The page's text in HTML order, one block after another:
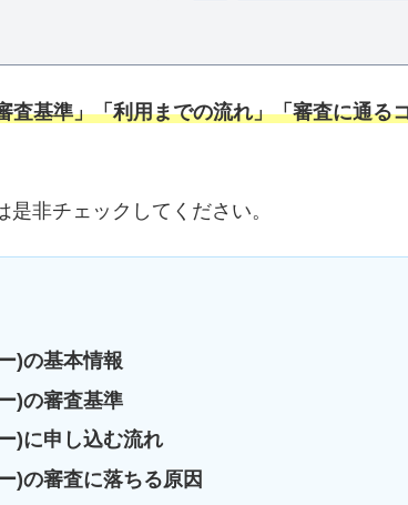
査基準」「利用までの流れ」「審査に通る
非チェックしてください。
)の基本情報
)の審査基準
)に申し込む流れ
)の審査に落ちる原因